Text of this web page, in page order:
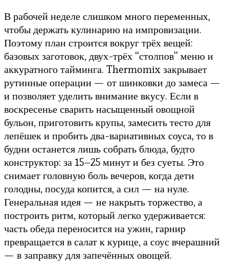
В рабочей неделе слишком много переменных,
чтобы держать кулинарию на импровизации.
Поэтому план строится вокруг трёх вещей:
базовых заготовок, двух-трёх “столпов” меню и
аккуратного тайминга. Thermomix закрывает
рутинные операции — от шинковки до замеса —
и позволяет уделить внимание вкусу. Если в
воскресенье сварить насыщенный овощной
бульон, приготовить крупы, замесить тесто для
лепёшек и пробить два-вариативных соуса, то в
будни останется лишь собрать блюда, будто
конструктор: за 15–25 минут и без суеты. Это
снимает головную боль вечеров, когда дети
голодны, посуда копится, а сил — на нуле.
Генеральная идея — не накрыть торжество, а
построить ритм, который легко удерживается:
часть обеда переносится на ужин, гарнир
превращается в салат к курице, а соус вчерашний
— в заправку для запечённых овощей.